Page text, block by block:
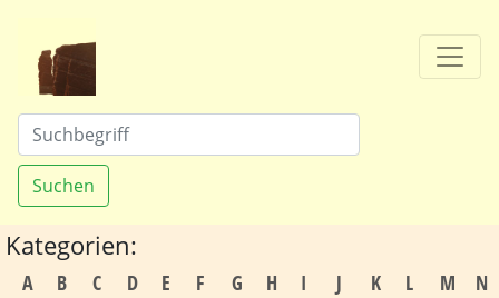
Suchen
Kategorien:
A B C D E F G H I J K L M
N